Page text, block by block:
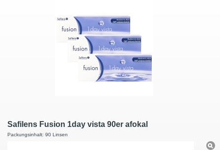
Safilens Fusion 1day vista 90er afokal
Packungsinhalt: 90 Linsen